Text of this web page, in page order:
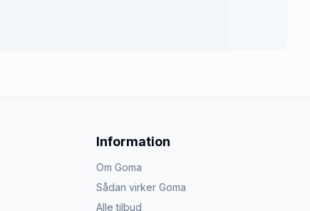
Information
Om Goma
Sådan virker Goma
Alle tilbud